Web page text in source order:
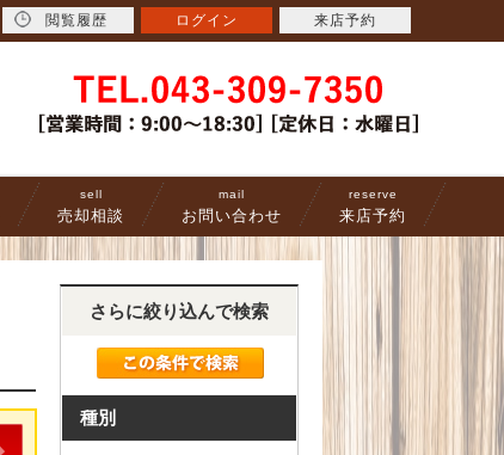
sell
売却相談
mail
お問い合わせ
reserve
来店予約
さらに絞り込んで検索
種別
閲覧履歴 ログイン 来店予約